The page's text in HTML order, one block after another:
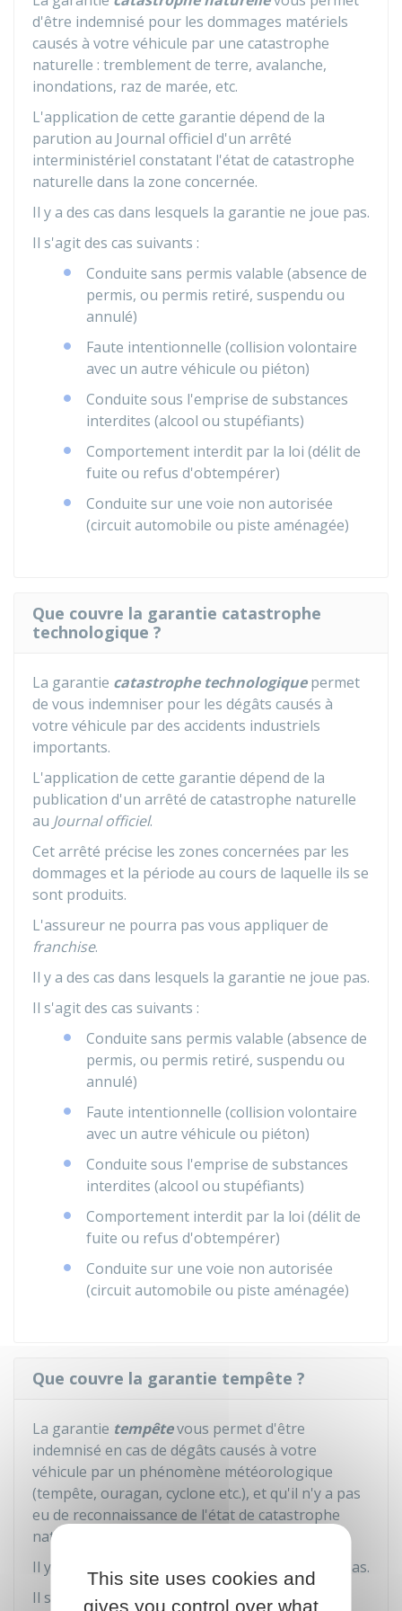
d'être indemnisé pour les dommages matériels
causés à votre véhicule par une catastrophe
naturelle : tremblement de terre, avalanche,
inondations, raz de marée, etc.
L'application de cette garantie dépend de la
parution au Journal officiel d'un arrêté
interministériel constatant l'état de catastrophe
naturelle dans la zone concernée.
Il y a des cas dans lesquels la garantie ne joue pas.
Il s'agit des cas suivants :
Conduite sans permis valable (absence de
permis, ou permis retiré, suspendu ou
annulé)
Faute intentionnelle (collision volontaire
avec un autre véhicule ou piéton)
Conduite sous l'emprise de substances
interdites (alcool ou stupéfiants)
Comportement interdit par la loi (délit de
fuite ou refus d'obtempérer)
Conduite sur une voie non autorisée
(circuit automobile ou piste aménagée)
Que couvre la garantie catastrophe
technologique ?
La garantie catastrophe technologiquepermet
de vous indemniser pour les dégâts causés à
votre véhicule par des accidents industriels
importants.
L'application de cette garantie dépend de la
publication d'un arrêté de catastrophe naturelle
au Journal officiel.
Cet arrêté précise les zones concernées par les
dommages et la période au cours de laquelle ils se
sont produits.
L'assureur ne pourra pas vous appliquer de
franchise.
Il y a des cas dans lesquels la garantie ne joue pas.
Il s'agit des cas suivants :
Conduite sans permis valable (absence de
permis, ou permis retiré, suspendu ou
annulé)
Faute intentionnelle (collision volontaire
avec un autre véhicule ou piéton)
Conduite sous l'emprise de substances
interdites (alcool ou stupéfiants)
Comportement interdit par la loi (délit de
fuite ou refus d'obtempérer)
Conduite sur une voie non autorisée
(circuit automobile ou piste aménagée)
Que couvre la garantie tempête ?
La garantie tempêtevous permet d'être
indemnisé en cas de dégâts causés à votre
véhicule par un phénomène météorologique
(tempête, ouragan, cyclone etc.), et qu'il n'y a pas
eu de reconnaissance de l'état de catastrophe
naturelle.
Il y a des cas dans lesquels la garantie ne joue pas.
Il s'agit des cas suivants :
This site uses cookies and
gives you control over what